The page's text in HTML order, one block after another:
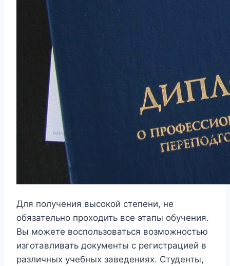
Для получения высокой степени, не
обязательно проходить все этапы обучения.
Вы можете воспользоваться возможностью
изготавливать документы с регистрацией в
различных учебных заведениях. Студенты,